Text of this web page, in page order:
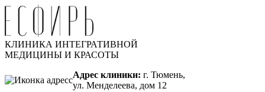
КЛИНИКА ИНТЕГРАТИВНОЙ
МЕДИЦИНЫ И КРАСОТЫ
Адрес клиники: г. Тюмень,
ул. Менделеева, дом 12